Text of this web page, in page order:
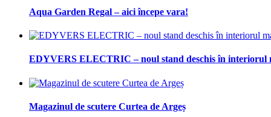
Aqua Garden Regal – aici începe vara!
EDYVERS ELECTRIC – noul stand deschis în interiorul
Magazinul de scutere Curtea de Argeș